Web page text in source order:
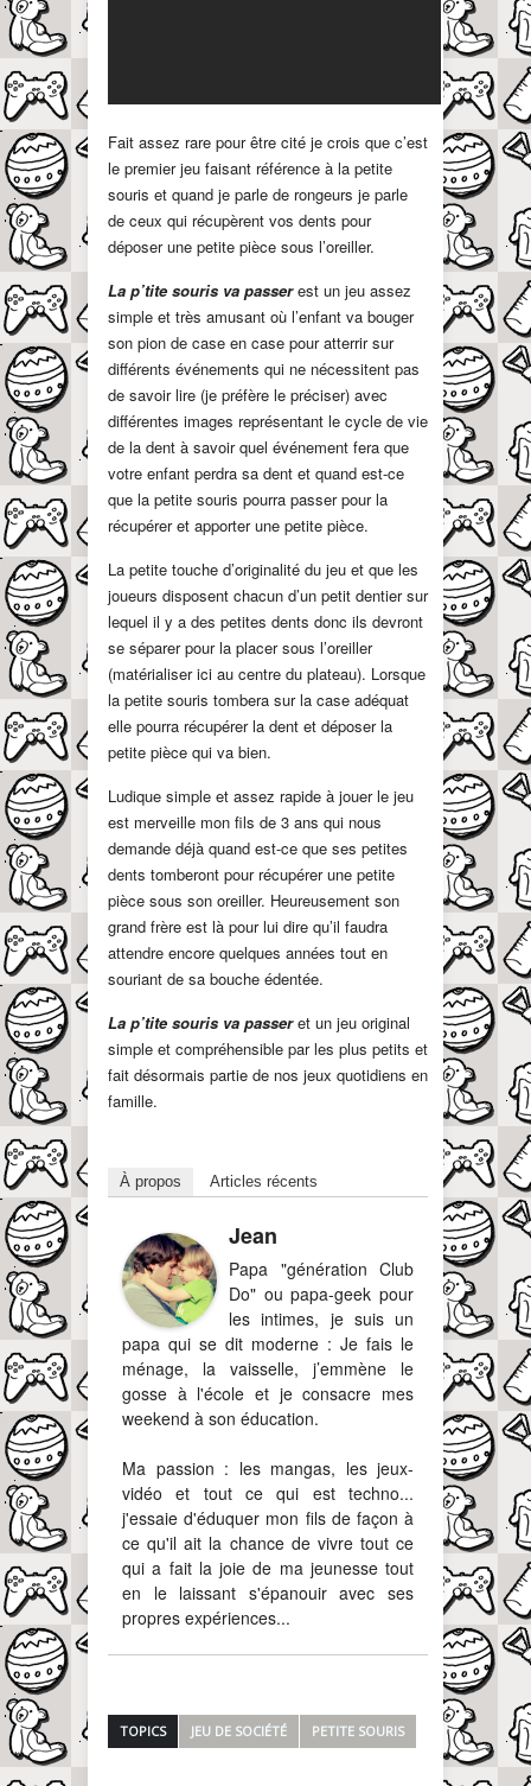
Fait assez rare pour être cité je crois que c’est
le premier jeu faisant référence à la petite
souris et quand je parle de rongeurs je parle
de ceux qui récupèrent vos dents pour
déposer une petite pièce sous l’oreiller.
La p’tite souris va passerest un jeu assez
simple et très amusant où l’enfant va bouger
son pion de case en case pour atterrir sur
différents événements qui ne nécessitent pas
de savoir lire (je préfère le préciser) avec
différentes images représentant le cycle de vie
de la dent à savoir quel événement fera que
votre enfant perdra sa dent et quand est-ce
que la petite souris pourra passer pour la
récupérer et apporter une petite pièce.
La petite touche d’originalité du jeu et que les
joueurs disposent chacun d’un petit dentier sur
lequel il y a des petites dents donc ils devront
se séparer pour la placer sous l’oreiller
(matérialiser ici au centre du plateau). Lorsque
la petite souris tombera sur la case adéquat
elle pourra récupérer la dent et déposer la
petite pièce qui va bien.
Ludique simple et assez rapide à jouer le jeu
est merveille mon fils de 3 ans qui nous
demande déjà quand est-ce que ses petites
dents tomberont pour récupérer une petite
pièce sous son oreiller. Heureusement son
grand frère est là pour lui dire qu’il faudra
attendre encore quelques années tout en
souriant de sa bouche édentée.
La p’tite souris va passeret un jeu original
simple et compréhensible par les plus petits et
fait désormais partie de nos jeux quotidiens en
famille.
À propos Articles récents
Jean
Papa "génération Club
Do" ou papa-geek pour
les intimes, je suis un
papa qui se dit moderne : Je fais le
ménage, la vaisselle, j’emmène le
gosse à l'école et je consacre mes
weekend à son éducation.
Ma passion : les mangas, les jeux-
vidéo et tout ce qui est techno...
j'essaie d'éduquer mon fils de façon à
ce qu'il ait la chance de vivre tout ce
qui a fait la joie de ma jeunesse tout
en le laissant s'épanouir avec ses
propres expériences...
TOPICS JEU DE SOCIÉTÉ PETITE SOURIS